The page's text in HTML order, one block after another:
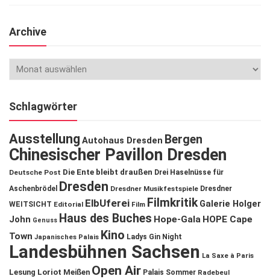
Archive
Schlagwörter
Ausstellung Autohaus Dresden Bergen
Chinesischer Pavillon Dresden
Deutsche Post Die Ente bleibt draußen Drei Haselnüsse für
Aschenbrödel
Dresden Dresdner Musikfestspiele Dresdner
WEITSICHT Editorial ElbUferei Film Filmkritik Galerie Holger
John Genuss Haus des Buches Hope-Gala HOPE Cape
Town Japanisches Palais Kino Ladys Gin Night
Landesbühnen Sachsen La Saxe à Paris
Lesung Loriot Meißen Open Air Palais Sommer Radebeul